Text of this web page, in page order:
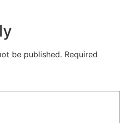
be published. Required